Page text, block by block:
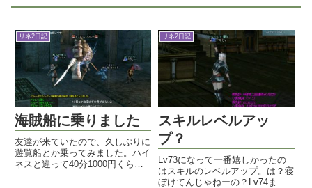
リネ2日記
海賊船に乗りました
友達が来ていたので、久しぶりに
遊覧船とか乗ってみました。ハイ
ネスと違って40分1000円くらい
リネ2日記
スキルレベルアッ
プ？
Lv73になって一番嬉しかったの
はスキルのレベルアップ。は？寝
ぼけてんじゃねーの？Lv74まで